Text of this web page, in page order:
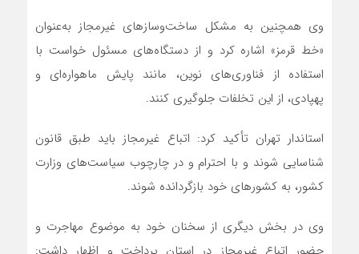
وی همچنین به مشکل ساخت‌وسازهای غیرمجاز به‌عنوان
«خط قرمز» اشاره کرد و از دستگاه‌های مسئول خواست با
استفاده از فناوری‌های نوین، مانند پایش ماهواره‌ای و
پهپادی، از این تخلفات جلوگیری کنند.
استاندار تهران تأکید کرد: اتباع غیرمجاز باید طبق قانون
شناسایی شوند و با احترام و در چارچوب سیاست‌های وزارت
کشور، به کشورهای خود بازگردانده شوند.
وی در بخش دیگری از سخنان خود به موضوع مهاجرت و